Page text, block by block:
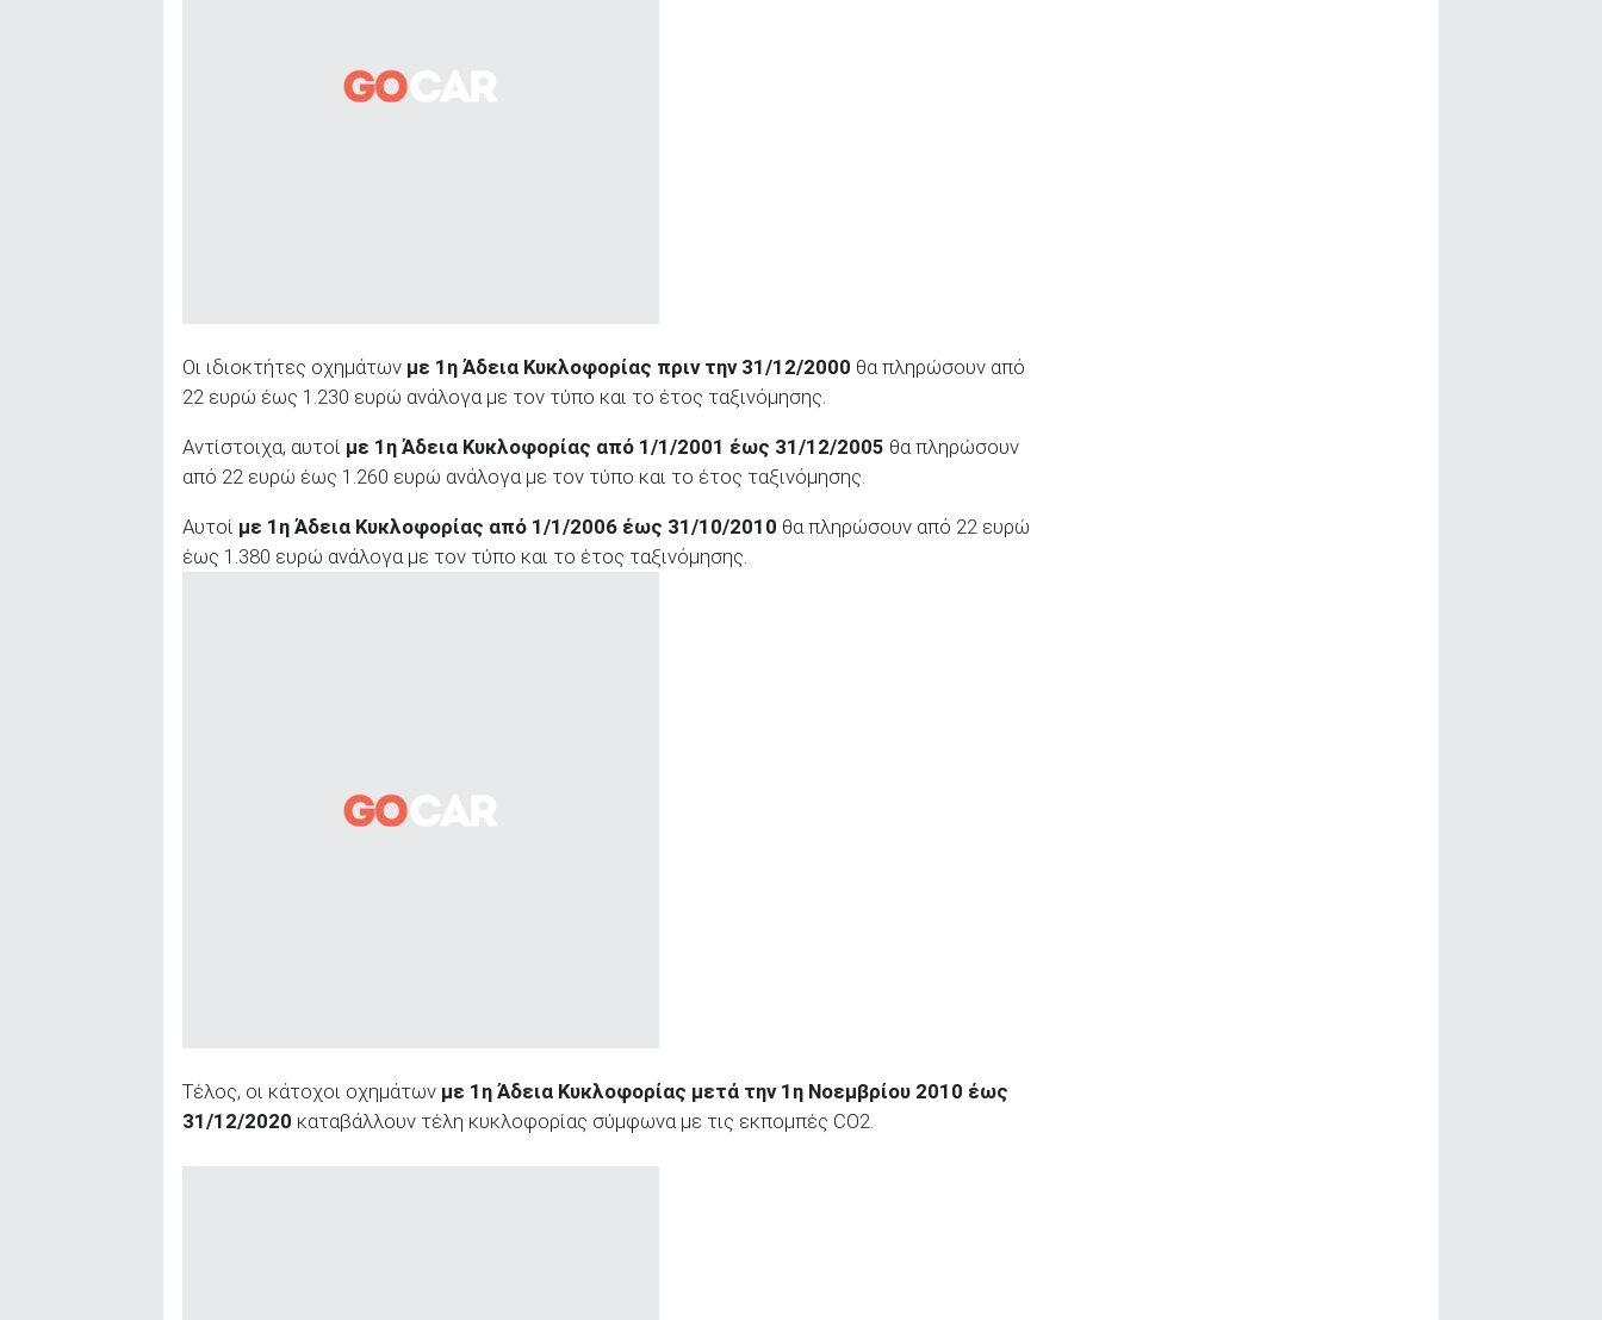
Οι ιδιοκτήτες οχημάτων με 1η Άδεια Κυκλοφορίας πριν την 31/12/2000 θα πληρώσουν από
22 ευρώ έως 1.230 ευρώ ανάλογα με τον τύπο και το έτος ταξινόμησης.
Αντίστοιχα, αυτοί με 1η Άδεια Κυκλοφορίας από 1/1/2001 έως 31/12/2005 θα πληρώσουν
από 22 ευρώ έως 1.260 ευρώ ανάλογα με τον τύπο και το έτος ταξινόμησης.
Αυτοί με 1η Άδεια Κυκλοφορίας από 1/1/2006 έως 31/10/2010 θα πληρώσουν από 22 ευρώ
έως 1.380 ευρώ ανάλογα με τον τύπο και το έτος ταξινόμησης.
Τέλος, οι κάτοχοι οχημάτων με 1η Άδεια Κυκλοφορίας μετά την 1η Νοεμβρίου 2010 έως
31/12/2020 καταβάλλουν τέλη κυκλοφορίας σύμφωνα με τις εκπομπές CO2.